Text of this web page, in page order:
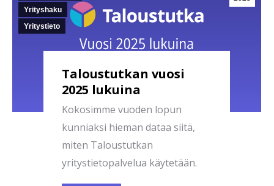
Yrityshaku
Yritystieto
Taloustutkan vuosi
2025 lukuina
Kokosimme vuoden lopun
kunniaksi hieman dataa siitä,
miten Taloustutkan
yritystietopalvelua käytetään.